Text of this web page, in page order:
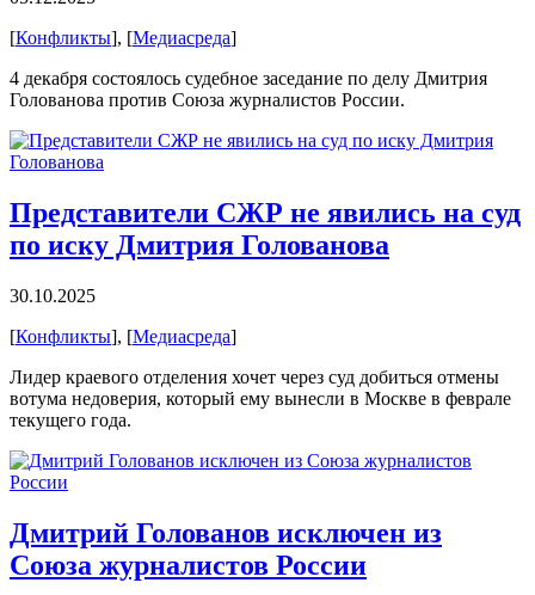
[Конфликты], [Медиасреда]
4 декабря состоялось судебное заседание по делу Дмитрия
Голованова против Союза журналистов России.
Представители СЖР не явились на суд
по иску Дмитрия Голованова
30.10.2025
[Конфликты], [Медиасреда]
Лидер краевого отделения хочет через суд добиться отмены
вотума недоверия, который ему вынесли в Москве в феврале
текущего года.
Дмитрий Голованов исключен из
Союза журналистов России